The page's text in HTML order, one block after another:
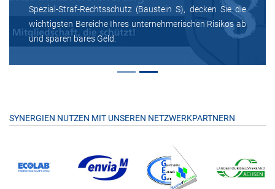
Spezial-Straf-Rechtsschutz (Baustein S), decken Sie die
wichtigsten Bereiche Ihres unternehmerischen Risikos ab
und sparen bares Geld.
SYNERGIEN NUTZEN MIT UNSEREN NETZWERKPARTNERN